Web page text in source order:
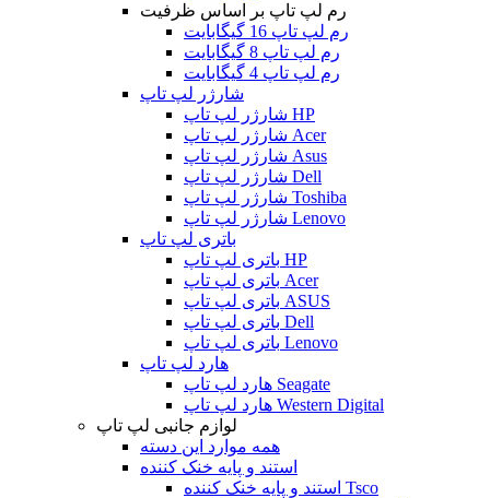
رم لپ تاپ بر اساس ظرفیت
رم لپ تاپ 16 گیگابایت
رم لپ تاپ 8 گیگابایت
رم لپ تاپ 4 گیگابایت
شارژر لپ تاپ
شارژر لپ تاپ HP
شارژر لپ تاپ Acer
شارژر لپ تاپ Asus
شارژر لپ تاپ Dell
شارژر لپ تاپ Toshiba
شارژر لپ تاپ Lenovo
باتری لپ تاپ
باتری لپ تاپ HP
باتری لپ تاپ Acer
باتری لپ تاپ ASUS
باتری لپ تاپ Dell
باتری لپ تاپ Lenovo
هارد لپ تاپ
هارد لپ تاپ Seagate
هارد لپ تاپ Western Digital
لوازم جانبی لپ تاپ
همه موارد این دسته
استند و پایه خنک کننده
استند و پایه خنک کننده Tsco